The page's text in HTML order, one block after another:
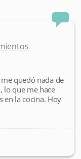
quedó nada de
lo que me hace
en la cocina. Hoy